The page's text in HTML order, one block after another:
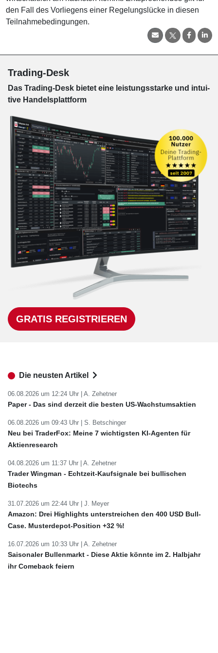
den Fall des Vorliegens einer Regelungslücke in diesen
Teilnahmebedingungen.
Trading-Desk
Das Trading-Desk bie­tet eine leis­tungs­star­ke und in­tui­
tive Han­dels­platt­form
GRATIS REGISTRIEREN
Die neusten Artikel
06.08.2026 um 12:24 Uhr | A. Zehetner
Paper - Das sind derzeit die besten US-Wachstumsaktien
06.08.2026 um 09:43 Uhr | S. Betschinger
Neu bei TraderFox: Meine 7 wichtigsten KI-Agenten für
Aktienresearch
04.08.2026 um 11:37 Uhr | A. Zehetner
Trader Wingman - Echtzeit-Kaufsignale bei bullischen
Biotechs
31.07.2026 um 22:44 Uhr | J. Meyer
Amazon: Drei Highlights unterstreichen den 400 USD Bull-
Case. Musterdepot-Position +32 %!
16.07.2026 um 10:33 Uhr | A. Zehetner
Saisonaler Bullenmarkt - Diese Aktie könnte im 2. Halbjahr
ihr Comeback feiern